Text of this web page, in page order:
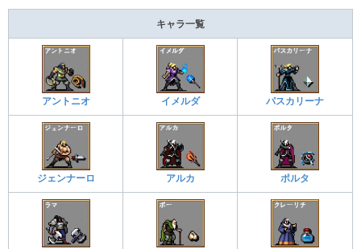
キャラ一覧
アントニオ イメルダ パスカリーナ
ジェンナーロ アルカ ポルタ